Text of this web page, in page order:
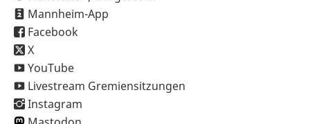
Mannheim-App
Facebook
X
YouTube
Livestream Gremiensitzungen
Instagram